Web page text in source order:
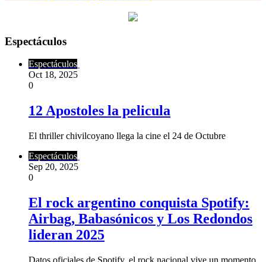
Espectáculos
Espectáculos
Oct 18, 2025
0
12 Apostoles la pelicula
El thriller chivilcoyano llega la cine el 24 de Octubre
Espectáculos
Sep 20, 2025
0
El rock argentino conquista Spotify:
Airbag, Babasónicos y Los Redondos
lideran 2025
Datos oficiales de Spotify, el rock nacional vive un momento